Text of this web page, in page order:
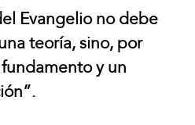
Evangelio no debe
teoría, sino, por
y un